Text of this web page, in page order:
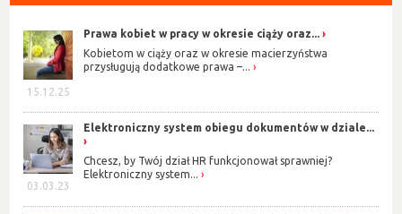
15.12.25
Prawa kobiet w pracy w okresie ciąży oraz...
Kobietom w ciąży oraz w okresie macierzyństwa
przysługują dodatkowe prawa –...
03.03.23
Elektroniczny system obiegu dokumentów w dziale...
Chcesz, by Twój dział HR funkcjonował sprawniej?
Elektroniczny system...